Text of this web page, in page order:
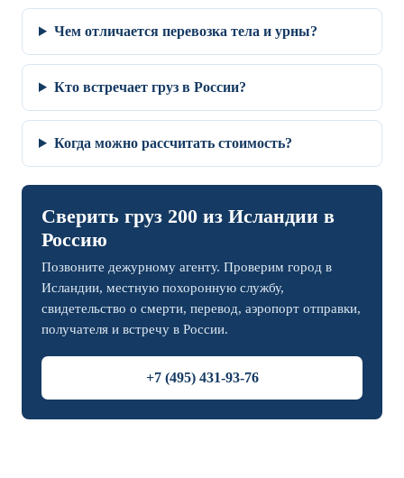
Чем отличается перевозка тела и урны?
Кто встречает груз в России?
Когда можно рассчитать стоимость?
Сверить груз 200 из Исландии в
Россию
Позвоните дежурному агенту. Проверим город в
Исландии, местную похоронную службу,
свидетельство о смерти, перевод, аэропорт отправки,
получателя и встречу в России.
+7 (495) 431-93-76